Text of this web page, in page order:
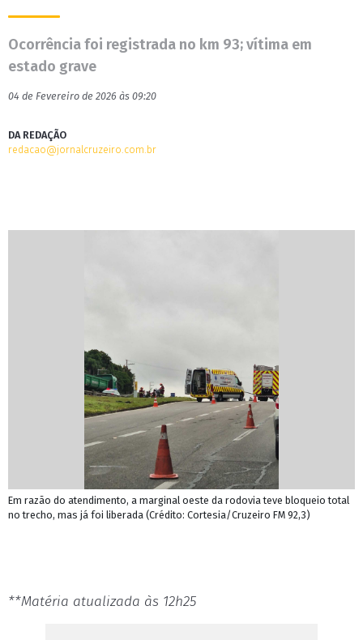
Ocorrência foi registrada no km 93; vítima em
estado grave
04 de Fevereiro de 2026 às 09:20
DA REDAÇÃO
redacao@jornalcruzeiro.com.br
Em razão do atendimento, a marginal oeste da rodovia teve bloqueio total
no trecho, mas já foi liberada (Crédito: Cortesia/Cruzeiro FM 92,3)
**Matéria atualizada às 12h25